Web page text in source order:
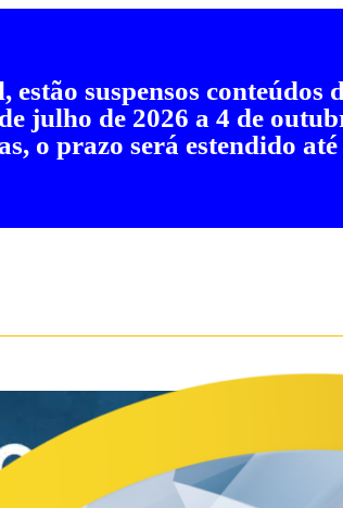
suspensos conteúdos
julho de 2026 a 4 de
o prazo será estendido